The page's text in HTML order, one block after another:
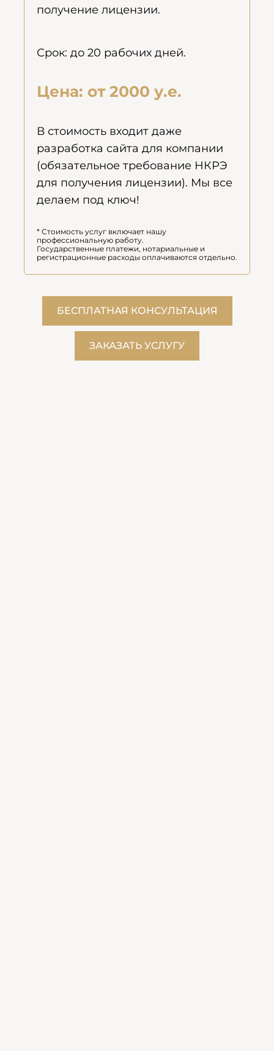
получение лицензии.
Срок: до 20 рабочих дней.
Цена: от 2000 у.е.
В стоимость входит даже
разработка сайта для компании
(обязательное требование НКРЭ
для получения лицензии). Мы все
делаем под ключ!
* Стоимость услуг включает нашу
профессиональную работу.
Государственные платежи, нотариальные и
регистрационные расходы оплачиваются отдельно.
БЕСПЛАТНАЯ КОНСУЛЬТАЦИЯ
ЗАКАЗАТЬ УСЛУГУ